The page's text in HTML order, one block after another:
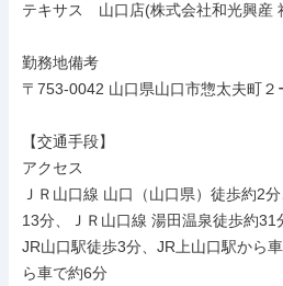
テキサス　山口店(株式会社和光興産
勤務地備考
〒753-0042 山口県山口市惣太夫町２
【交通手段】
アクセス
ＪＲ山口線 山口（山口県）徒歩約2
13分、ＪＲ山口線 湯田温泉徒歩約31
JR山口駅徒歩3分、JR上山口駅から
ら車で約6分